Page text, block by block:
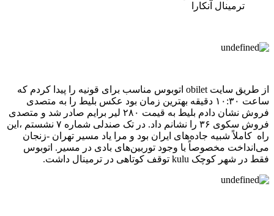
ترمینال آنکارا
از طریق سایت obilet اتوبوس مناسب برای قونیه را پیدا کردم که
ساعت ۱۰:۳۰ دقیقه بهترین زمان بود عکس بلیط را به متصدی
فروش نشان دادم بلیط به قیمت ۲۸۰ لیر برایم صادر شد و متصدی
فروش سکوی ۳۶ را نشانم داد. در تک صندلی شماره ۷ نشستم ،این
راه کاملاً شبیه جاده‌های ایران بود و مرا یاد مسیر تهران -زنجان
می‌انداخت مخصوصاً با وجود توربین‌های بادی در مسیر. اتوبوس
فقط در شهر کوچک kulu توقف کوتاهی در ترمینال داشت.